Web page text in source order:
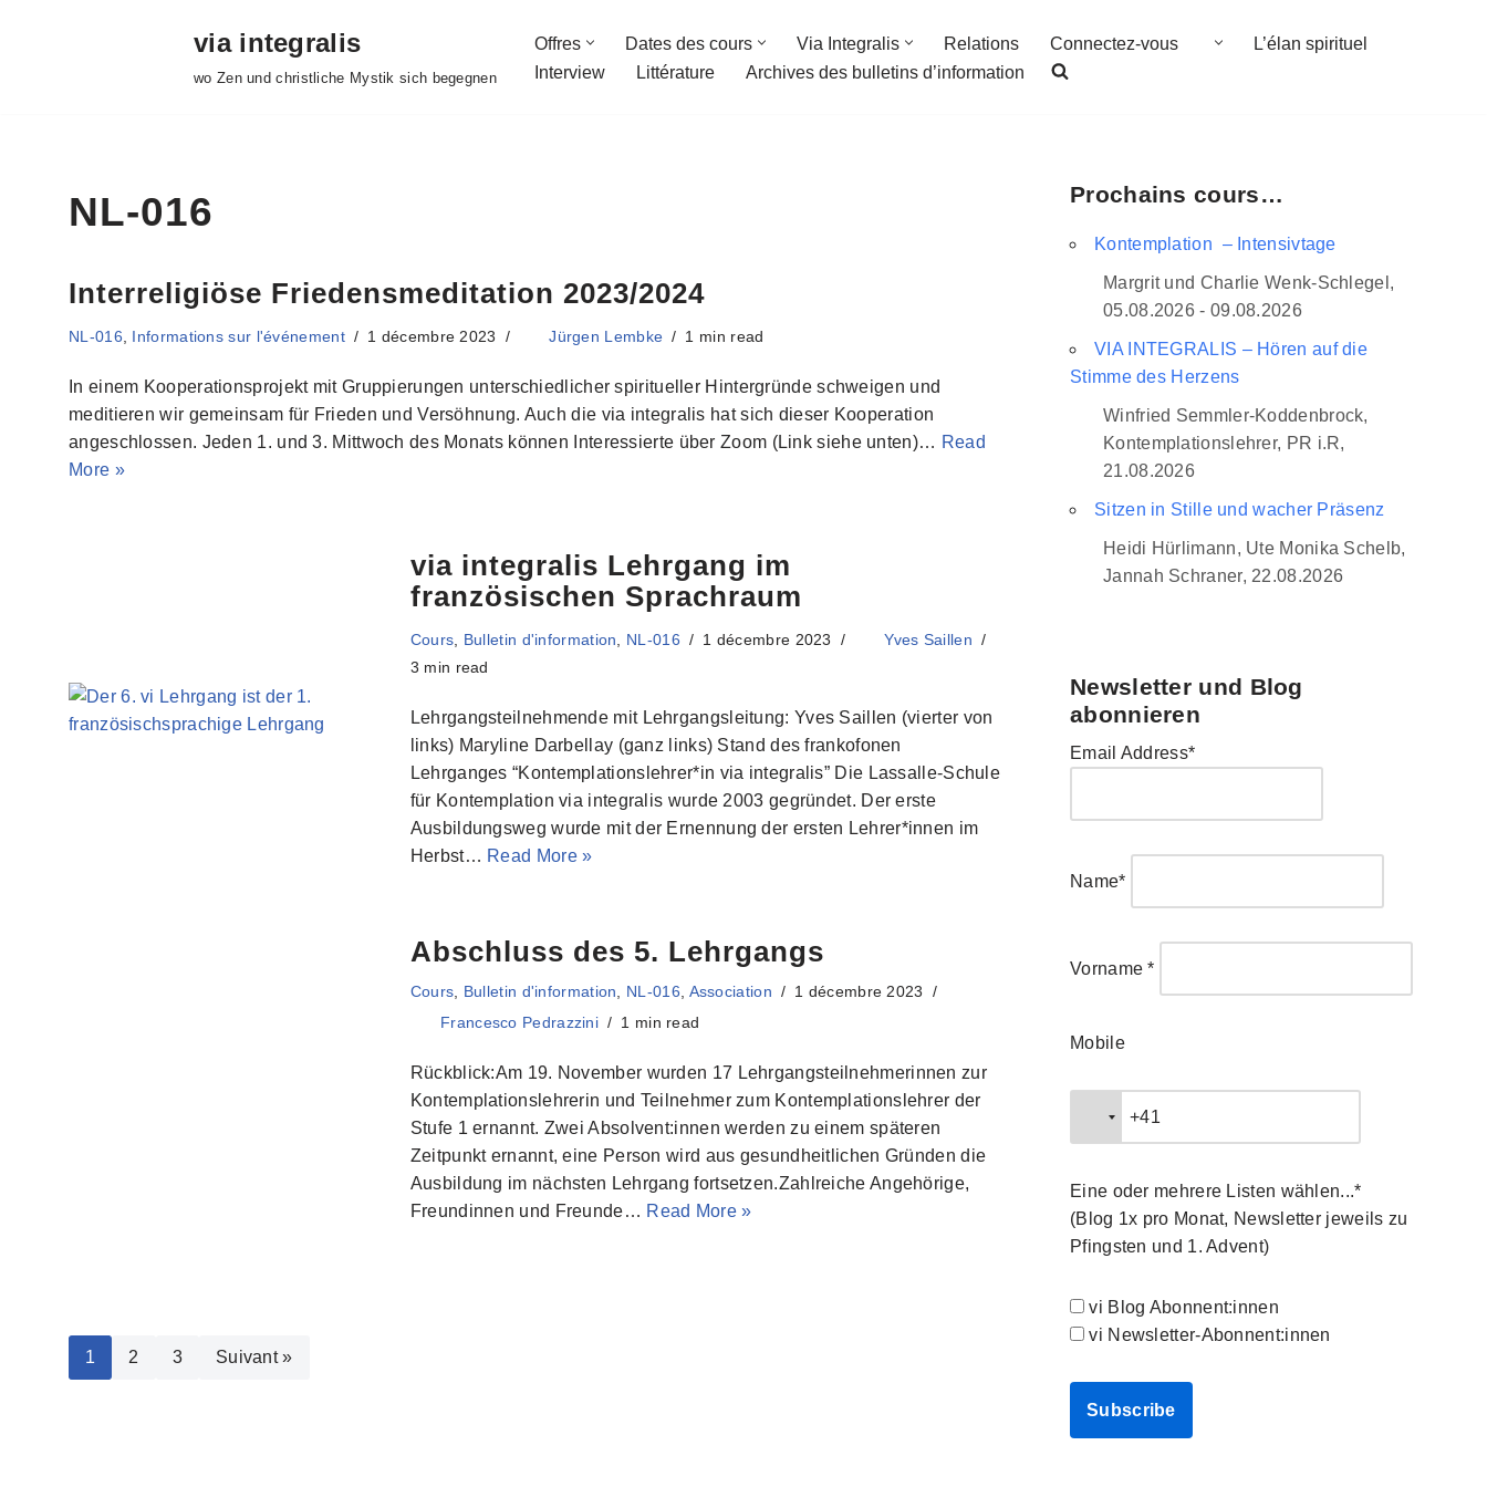
via integralis
wo Zen und christliche Mystik sich begegnen
Offres Dates des cours Via Integralis Relations Connectez-vous
L’élan spirituel
Interview
Littérature Archives des bulletins d’information
NL-016
Interreligiöse Friedensmeditation 2023/2024
NL-016 Informations sur l'événement 1 décembre 2023 Jürgen Lembke 1 min read
In einem Kooperationsprojekt mit Gruppierungen unterschiedlicher spiritueller Hintergründe schweigen und
meditieren wir gemeinsam für Frieden und Versöhnung. Auch die via integralis hat sich dieser Kooperation
angeschlossen. Jeden 1. und 3. Mittwoch des Monats können Interessierte über Zoom (Link siehe unten)… Read
More »
via integralis Lehrgang im
französischen Sprachraum
Cours Bulletin d'information NL-016 1 décembre 2023
Yves Saillen
3 min read
Lehrgangsteilnehmende mit Lehrgangsleitung: Yves Saillen (vierter von
links) Maryline Darbellay (ganz links) Stand des frankofonen
Lehrganges “Kontemplationslehrer*in via integralis” Die Lassalle-Schule
für Kontemplation via integralis wurde 2003 gegründet. Der erste
Ausbildungsweg wurde mit der Ernennung der ersten Lehrer*innen im
Herbst… Read More »
Abschluss des 5. Lehrgangs
Cours Bulletin d'information NL-016 Association
1 décembre 2023
Francesco Pedrazzini
1 min read
Rückblick:Am 19. November wurden 17 Lehrgangsteilnehmerinnen zur
Kontemplationslehrerin und Teilnehmer zum Kontemplationslehrer der
Stufe 1 ernannt. Zwei Absolvent:innen werden zu einem späteren
Zeitpunkt ernannt, eine Person wird aus gesundheitlichen Gründen die
Ausbildung im nächsten Lehrgang fortsetzen.Zahlreiche Angehörige,
Freundinnen und Freunde… Read More »
1 2 3 Suivant »
Prochains cours…
Kontemplation – Intensivtage
Margrit und Charlie Wenk-Schlegel,
05.08.2026 - 09.08.2026
VIA INTEGRALIS – Hören auf die
Stimme des Herzens
Winfried Semmler-Koddenbrock,
Kontemplationslehrer, PR i.R,
21.08.2026
Sitzen in Stille und wacher Präsenz
Heidi Hürlimann, Ute Monika Schelb,
Jannah Schraner, 22.08.2026
Newsletter und Blog
abonnieren
Email Address*
Name*
Vorname *
Mobile
Eine oder mehrere Listen wählen...*
(Blog 1x pro Monat, Newsletter jeweils zu
Pfingsten und 1. Advent)
vi Blog Abonnent:innen
vi Newsletter-Abonnent:innen